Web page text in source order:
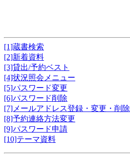
[1]蔵書検索
[2]新着資料
[3]貸出/予約ベスト
[4]状況照会メニュー
[5]パスワード変更
[6]パスワード削除
[7]メールアドレス登録・変更・削除
[8]予約連絡方法変更
[9]パスワード申請
[10]テーマ資料